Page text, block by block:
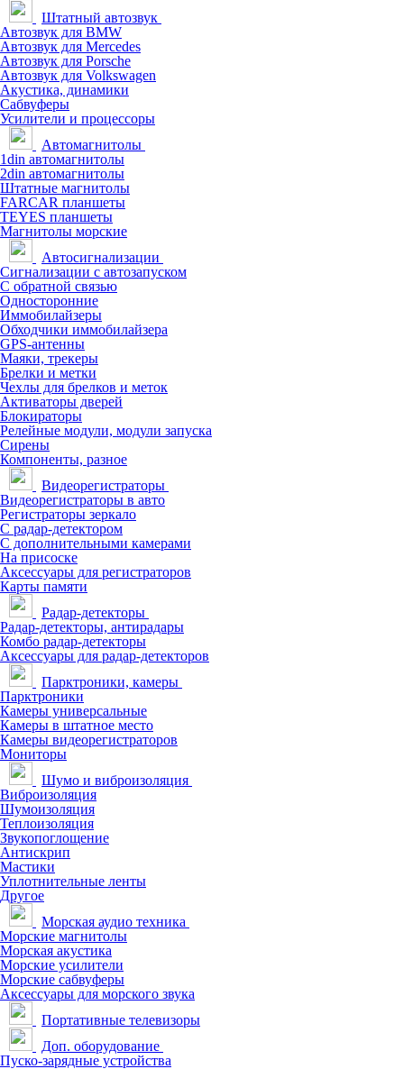
Штатный автозвук
Автозвук для BMW
Автозвук для Mercedes
Автозвук для Porsche
Автозвук для Volkswagen
Акустика, динамики
Сабвуферы
Усилители и процессоры
Автомагнитолы
1din автомагнитолы
2din автомагнитолы
Штатные магнитолы
FARCAR планшеты
TEYES планшеты
Магнитолы морские
Автосигнализации
Сигнализации с автозапуском
С обратной связью
Односторонние
Иммобилайзеры
Обходчики иммобилайзера
GPS-антенны
Маяки, трекеры
Брелки и метки
Чехлы для брелков и меток
Активаторы дверей
Блокираторы
Релейные модули, модули запуска
Сирены
Компоненты, разное
Видеорегистраторы
Видеорегистраторы в авто
Регистраторы зеркало
С радар-детектором
С дополнительными камерами
На присоске
Аксессуары для регистраторов
Карты памяти
Радар-детекторы
Радар-детекторы, антирадары
Комбо радар-детекторы
Аксессуары для радар-детекторов
Парктроники, камеры
Парктроники
Камеры универсальные
Камеры в штатное место
Камеры видеорегистраторов
Мониторы
Шумо и виброизоляция
Виброизоляция
Шумоизоляция
Теплоизоляция
Звукопоглощение
Антискрип
Мастики
Уплотнительные ленты
Другое
Морская аудио техника
Морские магнитолы
Морская акустика
Морские усилители
Морские сабвуферы
Аксессуары для морского звука
Портативные телевизоры
Доп. оборудование
Пуско-зарядные устройства